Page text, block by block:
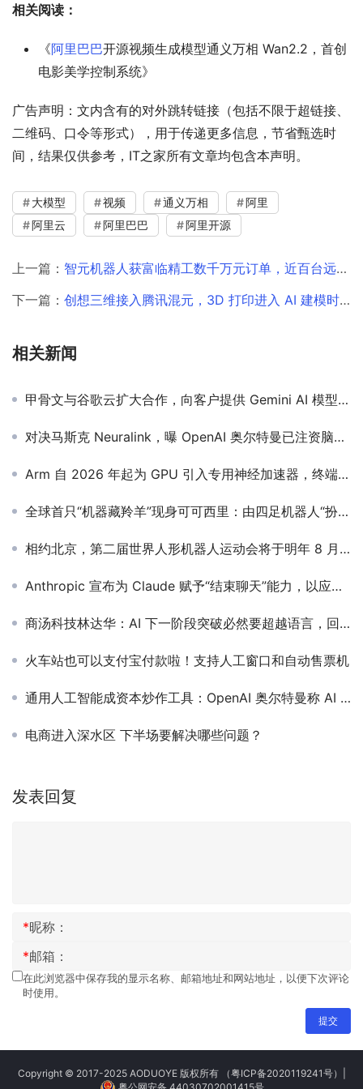
相关阅读：
《阿里巴巴开源视频生成模型通义万相 Wan2.2，首创
电影美学控制系统》
广告声明：文内含有的对外跳转链接（包括不限于超链接、
二维码、口令等形式），用于传递更多信息，节省甄选时
间，结果仅供参考，IT之家所有文章均包含本声明。
大模型 视频 通义万相
阿里
阿里云
阿里巴巴 阿里开源
上一篇： 智元机器人获富临精工数千万元订单，近百台远征 A2-W 落地工厂
下一篇： 创想三维接入腾讯混元，3D 打印进入 AI 建模时代
相关新闻
甲骨文与谷歌云扩大合作，向客户提供 Gemini AI 模型服务
对决马斯克 Neuralink，曝 OpenAI 奥尔特曼已注资脑机接口公司 Merge Labs
Arm 自 2026 年起为 GPU 引入专用神经加速器，终端明年底发货
全球首只“机器藏羚羊”现身可可西里：由四足机器人“扮演”，可远距离观测藏羚羊行为
相约北京，第二届世界人形机器人运动会将于明年 8 月举办
Anthropic 宣布为 Claude 赋予“结束聊天”能力，以应对极少数用户不怀好意的情况
商汤科技林达华：AI 下一阶段突破必然要超越语言，回归世界交互
火车站也可以支付宝付款啦！支持人工窗口和自动售票机
通用人工智能成资本炒作工具：OpenAI 奥尔特曼称 AI 演进应分级讨论
电商进入深水区 下半场要解决哪些问题？
发表回复
*昵称：
*邮箱：
在此浏览器中保存我的显示名称、邮箱地址和网站地址，以便下次评论
时使用。
提交
Copyright © 2017-2025 AODUOYE 版权所有 （粤ICP备2020119241号）